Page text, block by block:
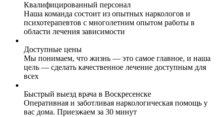
Квалифицированный персонал
Наша команда состоит из опытных наркологов и
психотерапевтов с многолетним опытом работы в
области лечения зависимости
Доступные цены
Мы понимаем, что жизнь — это самое главное, и наша
цель — сделать качественное лечение доступным для
всех
Быстрый выезд врача в Воскресенске
Оперативная и заботливая наркологическая помощь у
вас дома. Приезжаем за 30 минут